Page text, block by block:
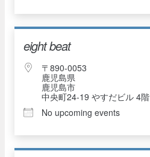
eight beat
〒890-0053
鹿児島県
鹿児島市
中央町24-19 やすだビル 4階
No upcoming events